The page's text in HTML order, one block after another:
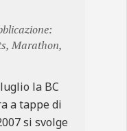
, Marathon,
la BC
a tappe di
si svolge